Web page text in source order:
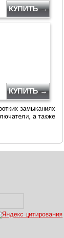
КУПИТЬ →
КУПИТЬ →
замыканиях
а также